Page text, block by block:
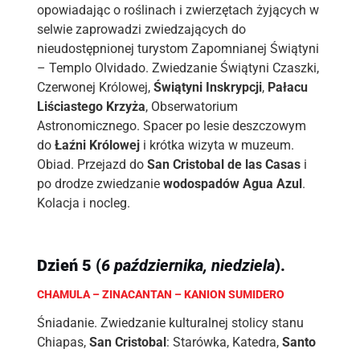
opowiadając o roślinach i zwierzętach żyjących w
selwie zaprowadzi zwiedzających do
nieudostępnionej turystom Zapomnianej Świątyni
– Templo Olvidado. Zwiedzanie Świątyni Czaszki,
Czerwonej Królowej, Świątyni Inskrypcji, Pałacu
Liściastego Krzyża, Obserwatorium
Astronomicznego. Spacer po lesie deszczowym
do Łaźni Króloweji krótka wizyta w muzeum.
Obiad. Przejazd do San Cristobal de las Casasi
po drodze zwiedzanie wodospadów Agua Azul .
Kolacja i nocleg.
Dzień 5 (6 października, niedziela).
CHAMULA – ZINACANTAN – KANION SUMIDERO
Śniadanie. Zwiedzanie kulturalnej stolicy stanu
Chiapas, San Cristobal: Starówka, Katedra, Santo